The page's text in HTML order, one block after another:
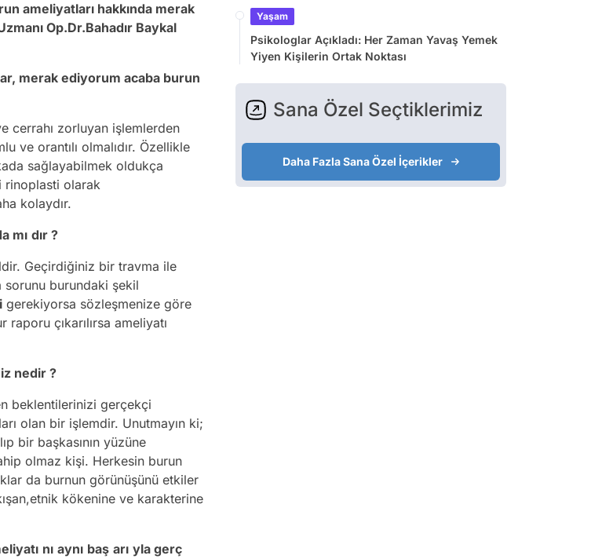
ameliyatları hakkında merak
Op.Dr.Bahadır Baykal
merak ediyorum acaba burun
cerrahı zorluyan işlemlerden
ve orantılı olmalıdır. Özellikle
sağlayabilmek oldukça
rinoplasti olarak
kolaydır.
mı dır ?
Geçirdiğiniz bir travma ile
sorunu burundaki şekil
gerekiyorsa sözleşmenize göre
raporu çıkarılırsa ameliyatı
nedir ?
beklentilerinizi gerçekçi
olan bir işlemdir. Unutmayın ki;
bir başkasının yüzüne
olmaz kişi. Herkesin burun
da burnun görünüşünü etkiler
kökenine ve karakterine
nı aynı baş arı yla gerç
Yaşam
Psikologlar Açıkladı: Her Zaman Yavaş Yemek
Yiyen Kişilerin Ortak Noktası
Sana Özel Seçtiklerimiz
Daha Fazla Sana Özel İçerikler